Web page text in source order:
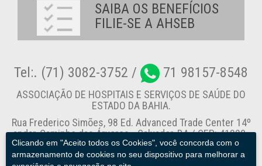
Clicando em "Aceito todos os Cookies", você concorda com o
armazenamento de cookies no seu dispositivo para melhorar a
SAIBA OS BENEFÍCIOS
FILIE-SE A AHSEB
Tel:. (71) 3082-3752 / 71 98157-8548
ASSOCIAÇÃO DE HOSPITAIS E SERVIÇOS DE SAÚDE DO
ESTADO DA BAHIA.
Rua Frederico Simões, 98 Ed. Advanced Trade Center 14º
andar, Caminho das Árvores - Salvador-BA / CEP: 41820-
774